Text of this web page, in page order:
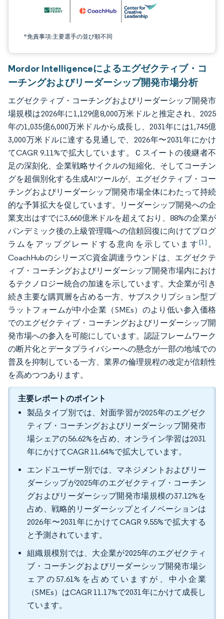
*免責事項:主要選手の並び順不同
Mordor Intelligenceによるエグゼクティブ・コ
ーチングおよびリーダーシップ開発市場分析
エグゼクティブ・コーチングおよびリーダーシップ開発市
場規模は2026年に1,129億8,000万米ドルと推定され、2025
年の1,035億6,000万米ドルから成長し、2031年には1,745億
3,000万米ドルに達する見通しで、2026年〜2031年にかけ
てCAGR 9.11%で拡大しています。Ｃスイートの後継者不
足の深刻化、企業戦略サイクルの短縮化、そしてコーチン
グを超個別化する生成AIツールが、エグゼクティブ・コー
チングおよびリーダーシップ開発市場全体にわたって持続
的な予算拡大を促しています。リーダーシップ開発への企
業支出はすでに3,660億米ドルを超えており、88%の企業が
パンデミック後の上級管理職への信頼回復に向けてプログ
ラムをアップグレードする意向を示しています[1] 。
CoachHubのシリーズC資金調達ラウンドは、エグゼクテ
ィブ・コーチングおよびリーダーシップ開発市場内におけ
るテクノロジー統合の加速を示しています。大企業が引き
続き主要な購買層を占める一方、サブスクリプション型プ
ラットフォームが中小企業（SMEs）のより低い参入価格
でのエグゼクティブ・コーチングおよびリーダーシップ開
発市場への参入を可能にしています。認証フレームワーク
の断片化とデータプライバシーへの懸念が一部の地域での
普及を抑制している一方、業界の倫理規程の改定が信頼性
を高めつつあります。
主要レポートのポイント
製品タイプ別では、対面学習が2025年のエグゼク
ティブ・コーチングおよびリーダーシップ開発市
場シェアの56.62%を占め、オンライン学習は2031
年にかけてCAGR 11.64%で拡大しています。
エンドユーザー別では、マネジメントおよびリー
ダーシップが2025年のエグゼクティブ・コーチン
グおよびリーダーシップ開発市場規模の37.12%を
占め、戦略的リーダーシップとイノベーションは
2026年〜2031年にかけてCAGR 9.55%で拡大する
と予測されています。
組織規模別では、大企業が2025年のエグゼクティ
ブ・コーチングおよびリーダーシップ開発市場シ
ェアの57.61%を占めていますが、中小企業
（SMEs）はCAGR 11.17%で2031年にかけて成長し
ています。